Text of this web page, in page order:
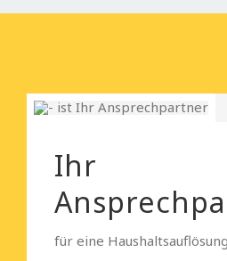
Ihr
für eine